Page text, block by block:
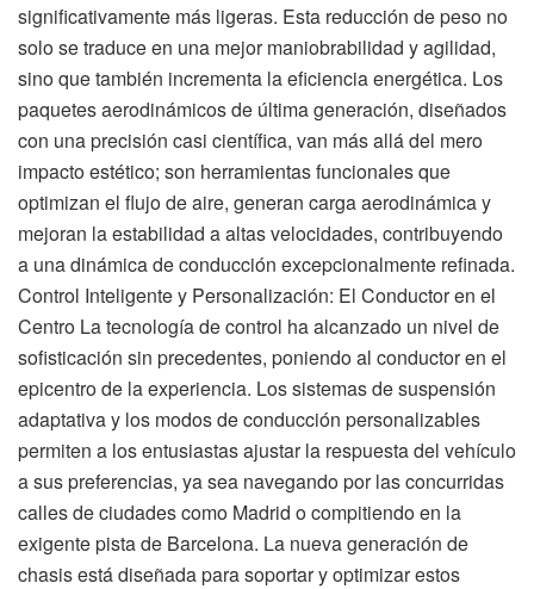
significativamente más ligeras. Esta reducción de peso no
solo se traduce en una mejor maniobrabilidad y agilidad,
sino que también incrementa la eficiencia energética. Los
paquetes aerodinámicos de última generación, diseñados
con una precisión casi científica, van más allá del mero
impacto estético; son herramientas funcionales que
optimizan el flujo de aire, generan carga aerodinámica y
mejoran la estabilidad a altas velocidades, contribuyendo
a una dinámica de conducción excepcionalmente refinada.
Control Inteligente y Personalización: El Conductor en el
Centro La tecnología de control ha alcanzado un nivel de
sofisticación sin precedentes, poniendo al conductor en el
epicentro de la experiencia. Los sistemas de suspensión
adaptativa y los modos de conducción personalizables
permiten a los entusiastas ajustar la respuesta del vehículo
a sus preferencias, ya sea navegando por las concurridas
calles de ciudades como Madrid o compitiendo en la
exigente pista de Barcelona. La nueva generación de
chasis está diseñada para soportar y optimizar estos